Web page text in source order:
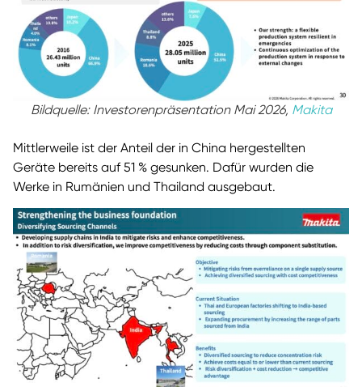
Bildquelle: Investorenpräsentation Mai 2026, Makita
Mittlerweile ist der Anteil der in China hergestellten
Geräte bereits auf 51 % gesunken. Dafür wurden die
Werke in Rumänien und Thailand ausgebaut.